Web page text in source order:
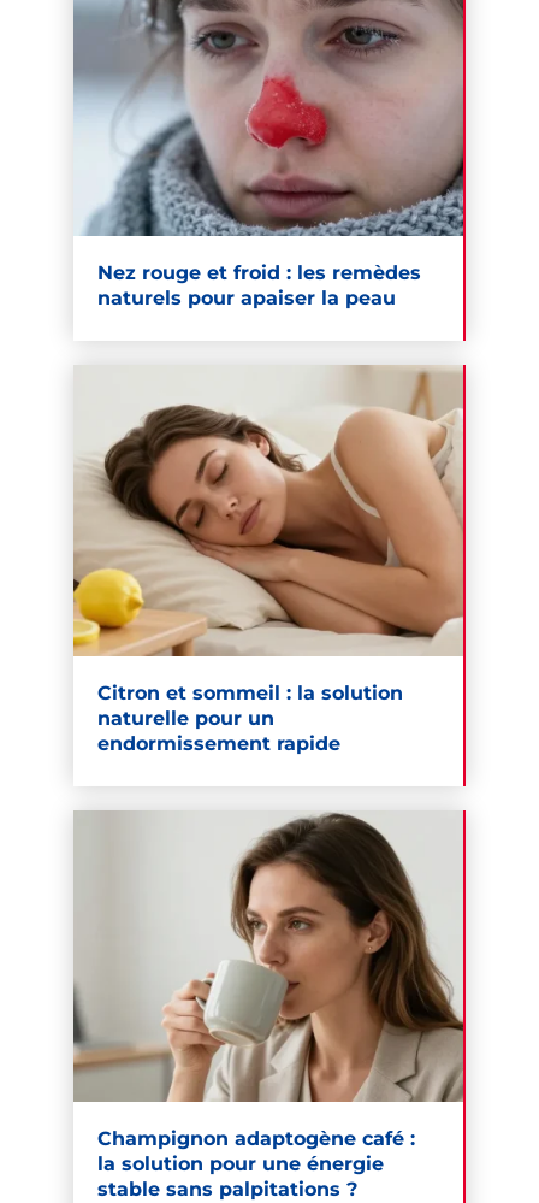
Nez rouge et froid : les remèdes
naturels pour apaiser la peau
Citron et sommeil : la solution
naturelle pour un
endormissement rapide
Champignon adaptogène café :
la solution pour une énergie
stable sans palpitations ?